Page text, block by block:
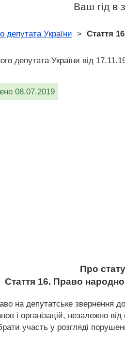
Ваш гід в
депутата України > Стаття 16
депутата України від
08.07.2019
Про
Стаття 16. Право
на депутатське звернення
і організацій, незалежно
участь у розгляді